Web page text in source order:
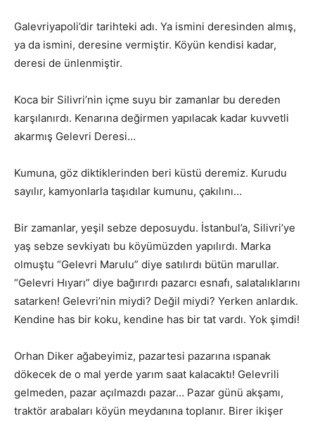
Galevriyapoli’dir tarihteki adı. Ya ismini deresinden almış,
ya da ismini, deresine vermiştir. Köyün kendisi kadar,
deresi de ünlenmiştir.
Koca bir Silivri’nin içme suyu bir zamanlar bu dereden
karşılanırdı. Kenarına değirmen yapılacak kadar kuvvetli
akarmış Gelevri Deresi…
Kumuna, göz diktiklerinden beri küstü deremiz. Kurudu
sayılır, kamyonlarla taşıdılar kumunu, çakılını…
Bir zamanlar, yeşil sebze deposuydu. İstanbul’a, Silivri’ye
yaş sebze sevkiyatı bu köyümüzden yapılırdı. Marka
olmuştu “Gelevri Marulu” diye satılırdı bütün marullar.
“Gelevri Hıyarı” diye bağırırdı pazarcı esnafı, salatalıklarını
satarken! Gelevri’nin miydi? Değil miydi? Yerken anlardık.
Kendine has bir koku, kendine has bir tat vardı. Yok şimdi!
Orhan Diker ağabeyimiz, pazartesi pazarına ıspanak
dökecek de o mal yerde yarım saat kalacaktı! Gelevrili
gelmeden, pazar açılmazdı pazar… Pazar günü akşamı,
traktör arabaları köyün meydanına toplanır. Birer ikişer